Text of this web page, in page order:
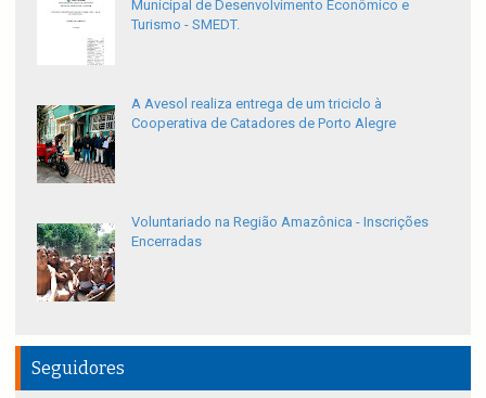
Municipal de Desenvolvimento Econômico e
Turismo - SMEDT.
A Avesol realiza entrega de um triciclo à
Cooperativa de Catadores de Porto Alegre
Voluntariado na Região Amazônica - Inscrições
Encerradas
Seguidores